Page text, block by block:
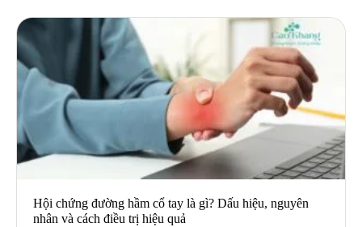
Hội chứng đường hầm cổ tay là gì? Dấu hiệu, nguyên
nhân và cách điều trị hiệu quả